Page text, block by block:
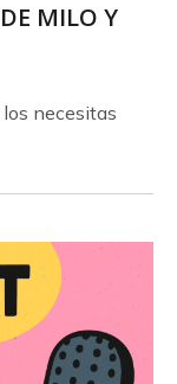
MILO Y
los necesitas